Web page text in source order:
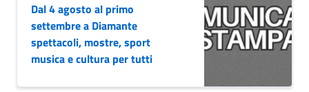
Dal 4 agosto al primo
settembre a Diamante
spettacoli, mostre, sport
musica e cultura per tutti